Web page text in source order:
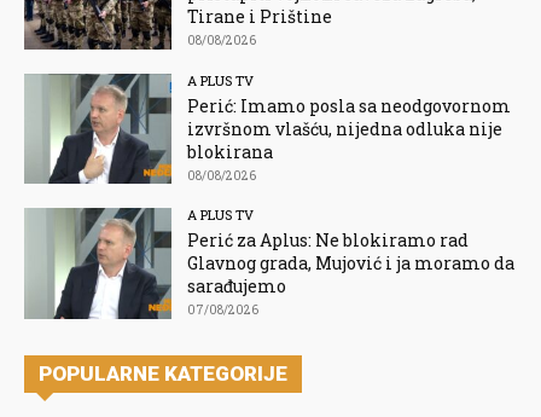
Tirane i Prištine
08/08/2026
A PLUS TV
Perić: Imamo posla sa neodgovornom
izvršnom vlašću, nijedna odluka nije
blokirana
08/08/2026
A PLUS TV
Perić za Aplus: Ne blokiramo rad
Glavnog grada, Mujović i ja moramo da
sarađujemo
07/08/2026
POPULARNE KATEGORIJE